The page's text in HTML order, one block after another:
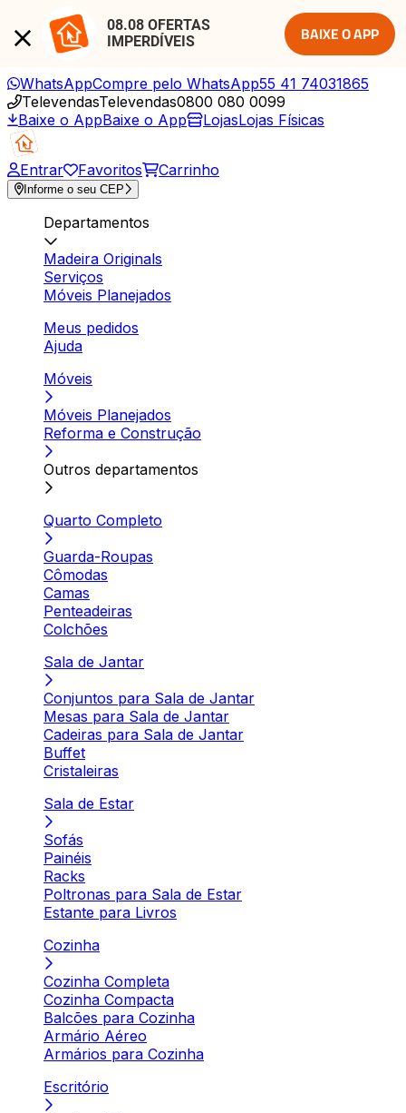
08.08 OFERTAS
IMPERDÍVEIS
BAIXE O APP
WhatsAppCompre pelo WhatsApp55 41 74031865
TelevendasTelevendas0800 080 0099
Baixe o AppBaixe o App LojasLojas Físicas
Entrar Favoritos Carrinho
Informe o seu CEP
Departamentos
Madeira Originals
Serviços
Móveis Planejados
Meus pedidos
Ajuda
Móveis
Móveis Planejados
Reforma e Construção
Outros departamentos
Quarto Completo
Guarda-Roupas
Cômodas
Camas
Penteadeiras
Colchões
Sala de Jantar
Conjuntos para Sala de Jantar
Mesas para Sala de Jantar
Cadeiras para Sala de Jantar
Buffet
Cristaleiras
Sala de Estar
Sofás
Painéis
Racks
Poltronas para Sala de Estar
Estante para Livros
Cozinha
Cozinha Completa
Cozinha Compacta
Balcões para Cozinha
Armário Aéreo
Armários para Cozinha
Escritório